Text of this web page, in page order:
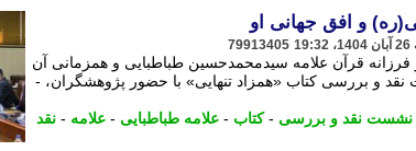
و افق جهانی او
79913405
قرآن علامه سیدمحمدحسین طباطبایی و همزمانی آن
نقد و بررسی کتاب «همزاد تنهایی» با حضور پژوهشگران، -
نشست نقد و بررسی -کتاب - علامه طباطبایی - علامه - نقد